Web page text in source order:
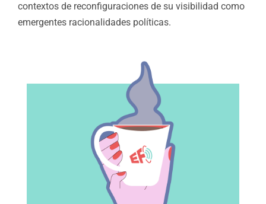
contextos de reconfiguraciones de su visibilidad como
emergentes racionalidades políticas.